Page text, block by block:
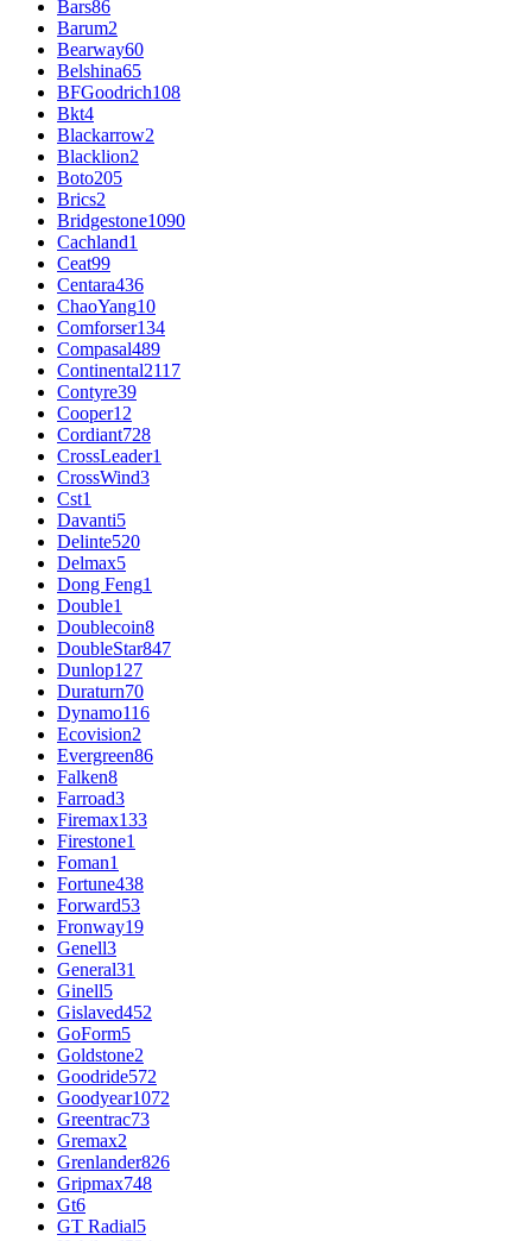
Bars86
Barum2
Bearway60
Belshina65
BFGoodrich108
Bkt4
Blackarrow2
Blacklion2
Boto205
Brics2
Bridgestone1090
Cachland1
Ceat99
Centara436
ChaoYang10
Comforser134
Compasal489
Continental2117
Contyre39
Cooper12
Cordiant728
CrossLeader1
CrossWind3
Cst1
Davanti5
Delinte520
Delmax5
Dong Feng1
Double1
Doublecoin8
DoubleStar847
Dunlop127
Duraturn70
Dynamo116
Ecovision2
Evergreen86
Falken8
Farroad3
Firemax133
Firestone1
Foman1
Fortune438
Forward53
Fronway19
Genell3
General31
Ginell5
Gislaved452
GoForm5
Goldstone2
Goodride572
Goodyear1072
Greentrac73
Gremax2
Grenlander826
Gripmax748
Gt6
GT Radial5